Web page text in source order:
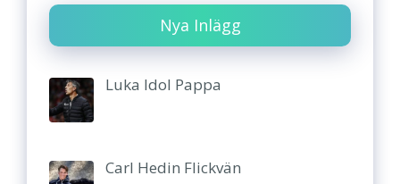
Nya Inlägg
Luka Idol Pappa
Carl Hedin Flickvän